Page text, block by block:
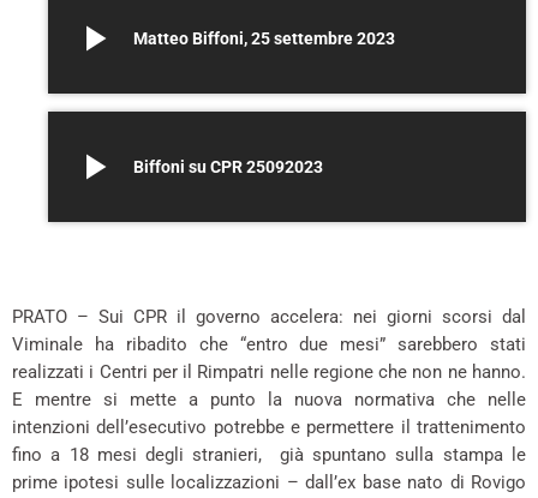
play_arrow Matteo Biffoni, 25 settembre 2023
play_arrow Biffoni su CPR 25092023
PRATO – Sui CPR il governo accelera: nei giorni scorsi dal
Viminale ha ribadito che “entro due mesi” sarebbero stati
realizzati i Centri per il Rimpatri nelle regione che non ne hanno.
E mentre si mette a punto la nuova normativa che nelle
intenzioni dell’esecutivo potrebbe e permettere il trattenimento
fino a 18 mesi degli stranieri, già spuntano sulla stampa le
prime ipotesi sulle localizzazioni – dall’ex base nato di Rovigo